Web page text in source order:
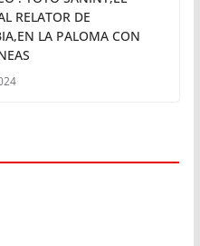
RELATOR DE
LA PALOMA CON